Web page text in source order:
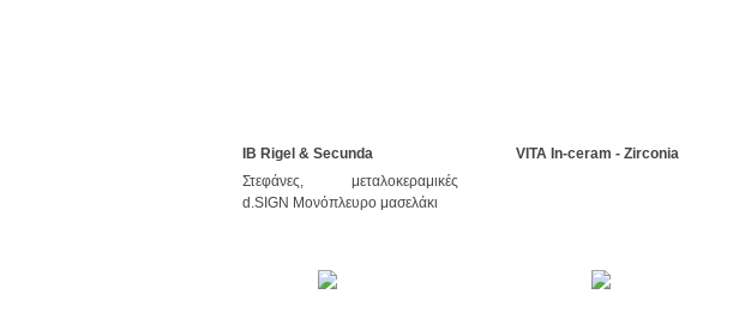
ΙΒ Rigel & Secunda
Στεφάνες, μεταλοκεραμικές
d.SIGN Μονόπλευρο μασελάκι
VITA In-ceram - Zirconia